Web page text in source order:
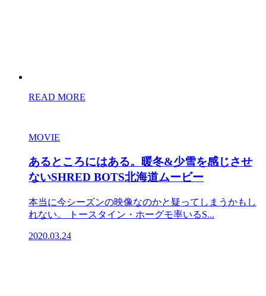
READ MORE
MOVIE
あるところにはある。暖冬&少雪を感じさせ
ないSHRED BOTS北海道ムービー
本当に今シーズンの映像なのかと疑ってしまうかもし
れない。 トースタイン・ホーグモ率いるS...
2020.03.24